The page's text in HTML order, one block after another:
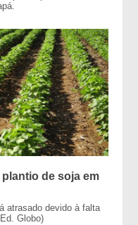
de soja em
atrasado devido à falta
Globo)